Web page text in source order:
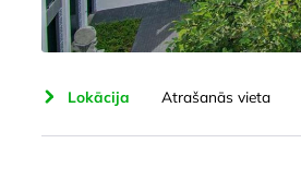
Lokācija Atrašanās vieta